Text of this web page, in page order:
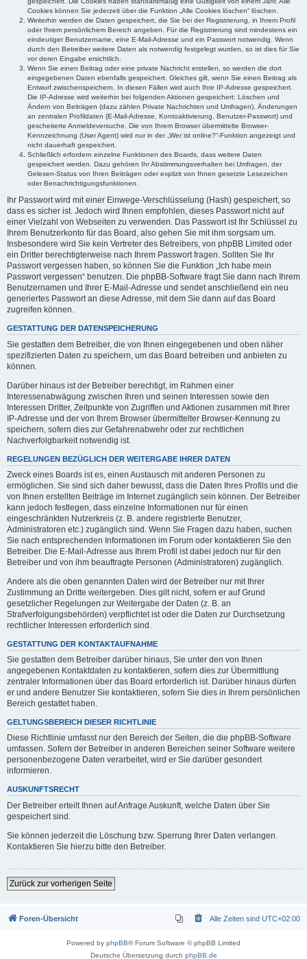
Cookies können Sie jederzeit über die Funktion „Alle Cookies löschen“ löschen.
Weiterhin werden die Daten gespeichert, die Sie bei der Registrierung, in Ihrem Profil
oder Ihrem persönlichem Bereich angeben. Für die Registrierung sind mindestens ein
eindeutiger Benutzername, eine E-Mail-Adresse und ein Passwort notwendig. Wenn
durch den Betreiber weitere Daten als notwendig festgelegt wurden, so ist dies für Sie
vor deren Eingabe ersichtlich.
Wenn Sie einen Beitrag oder eine private Nachricht erstellen, so werden die dort
eingegebenen Daten ebenfalls gespeichert. Gleiches gilt, wenn Sie einen Beitrag als
Entwurf zwischenspeichern. In diesen Fällen wird auch Ihre IP-Adresse gespeichert.
Die IP-Adresse wird weiterhin bei folgenden Aktionen gespeichert: Löschen und
Ändern von Beiträgen (dazu zählen Private Nachrichten und Umfragen), Änderungen
an zentralen Profildaten (E-Mail-Adresse, Kontoaktivierung, Benutzer-Passwort) und
gescheiterte Anmeldeversuche. Die von Ihrem Browser übermittelte Browser-
Kennzeichnung (User Agent) wird nur in der „Wer ist online?“-Funktion angezeigt und
nicht dauerhaft gespeichert.
Schließlich erfordern einzelne Funktionen des Boards, dass weitere Daten
gespeichert werden. Dazu gehören Ihr Abstimmungsverhalten bei Umfragen, der
Gelesen-Status von Ihren Beiträgen oder explizit von Ihnen gesetzte Lesezeichen
oder Benachrichtigungsfunktionen.
Ihr Passwort wird mit einer Einwege-Verschlüsselung (Hash) gespeichert, so
dass es sicher ist. Jedoch wird Ihnen empfohlen, dieses Passwort nicht auf
einer Vielzahl von Webseiten zu verwenden. Das Passwort ist Ihr Schlüssel zu
Ihrem Benutzerkonto für das Board, also gehen Sie mit ihm sorgsam um.
Insbesondere wird Sie kein Vertreter des Betreibers, von phpBB Limited oder
ein Dritter berechtigterweise nach Ihrem Passwort fragen. Sollten Sie Ihr
Passwort vergessen haben, so können Sie die Funktion „Ich habe mein
Passwort vergessen“ benutzen. Die phpBB-Software fragt Sie dann nach Ihrem
Benutzernamen und Ihrer E-Mail-Adresse und sendet anschließend ein neu
generiertes Passwort an diese Adresse, mit dem Sie dann auf das Board
zugreifen können.
GESTATTUNG DER DATENSPEICHERUNG
Sie gestatten dem Betreiber, die von Ihnen eingegebenen und oben näher
spezifizierten Daten zu speichern, um das Board betreiben und anbieten zu
können.
Darüber hinaus ist der Betreiber berechtigt, im Rahmen einer
Interessenabwägung zwischen Ihren und seinen Interessen sowie den
Interessen Dritter, Zeitpunkte von Zugriffen und Aktionen zusammen mit Ihrer
IP-Adresse und der von Ihrem Browser übermittelter Browser-Kennung zu
speichern, sofern dies zur Gefahrenabwehr oder zur rechtlichen
Nachverfolgbarkeit notwendig ist.
REGELUNGEN BEZÜGLICH DER WEITERGABE IHRER DATEN
Zweck eines Boards ist es, einen Austausch mit anderen Personen zu
ermöglichen. Sie sind sich daher bewusst, dass die Daten Ihres Profils und die
von Ihnen erstellten Beiträge im Internet zugänglich sein können. Der Betreiber
kann jedoch festlegen, dass einzelne Informationen nur für einen
eingeschränkten Nutzerkreis (z. B. andere registrierte Benutzer,
Administratoren etc.) zugänglich sind. Wenn Sie Fragen dazu haben, suchen
Sie nach entsprechenden Informationen im Forum oder kontaktieren Sie den
Betreiber. Die E-Mail-Adresse aus Ihrem Profil ist dabei jedoch nur für den
Betreiber und von ihm beauftragte Personen (Administratoren) zugänglich.
Andere als die oben genannten Daten wird der Betreiber nur mit Ihrer
Zustimmung an Dritte weitergeben. Dies gilt nicht, sofern er auf Grund
gesetzlicher Regelungen zur Weitergabe der Daten (z. B. an
Strafverfolgungsbehörden) verpflichtet ist oder die Daten zur Durchsetzung
rechtlicher Interessen erforderlich sind.
GESTATTUNG DER KONTAKTAUFNAHME
Sie gestatten dem Betreiber darüber hinaus, Sie unter den von Ihnen
angegebenen Kontaktdaten zu kontaktieren, sofern dies zur Übermittlung
zentraler Informationen über das Board erforderlich ist. Darüber hinaus dürfen
er und andere Benutzer Sie kontaktieren, sofern Sie dies in Ihrem persönlichen
Bereich gestattet haben.
GELTUNGSBEREICH DIESER RICHTLINIE
Diese Richtlinie umfasst nur den Bereich der Seiten, die die phpBB-Software
umfassen. Sofern der Betreiber in anderen Bereichen seiner Software weitere
personenbezogene Daten verarbeitet, wird er Sie darüber gesondert
informieren.
AUSKUNFTSRECHT
Der Betreiber erteilt Ihnen auf Anfrage Auskunft, welche Daten über Sie
gespeichert sind.
Sie können jederzeit die Löschung bzw. Sperrung Ihrer Daten verlangen.
Kontaktieren Sie hierzu bitte den Betreiber.
Zurück zur vorherigen Seite
Foren-Übersicht Alle Zeiten sind UTC+02:00
Powered by phpBB® Forum Software © phpBB Limited
Deutsche Übersetzung durch phpBB.de